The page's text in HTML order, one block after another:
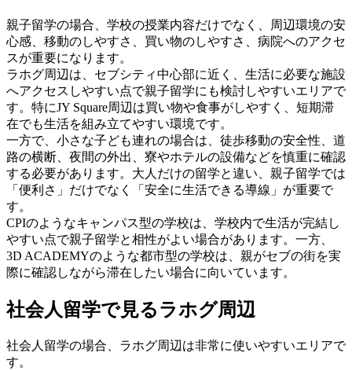
親子留学の場合、学校の授業内容だけでなく、周辺環境の安
心感、移動のしやすさ、買い物のしやすさ、病院へのアクセ
スが重要になります。
ラホグ周辺は、セブシティ中心部に近く、生活に必要な施設
へアクセスしやすい点で親子留学にも検討しやすいエリアで
す。特にJY Square周辺は買い物や食事がしやすく、短期滞
在でも生活を組み立てやすい環境です。
一方で、小さな子ども連れの場合は、徒歩移動の安全性、道
路の横断、夜間の外出、寮やホテルの設備などを慎重に確認
する必要があります。大人だけの留学と違い、親子留学では
「便利さ」だけでなく「安全に生活できる導線」が重要で
す。
CPIのようなキャンパス型の学校は、学校内で生活が完結し
やすい点で親子留学と相性がよい場合があります。一方、
3D ACADEMYのような都市型の学校は、親がセブの街を実
際に確認しながら滞在したい場合に向いています。
社会人留学で見るラホグ周辺
社会人留学の場合、ラホグ周辺は非常に使いやすいエリアで
す。